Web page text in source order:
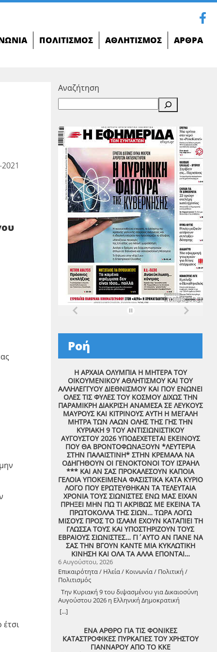
ΠΟΛΙΤΙΣΜΌΣ ΑΘΛΗΤΙΣΜΌΣ ΆΡΘΡΑ
έτσι
Αναζήτηση
Ροή
Η ΑΡΧΑΙΑ ΟΛΥΜΠΙΑ Η ΜΗΤΕΡΑ ΤΟΥ
ΟΙΚΟΥΜΕΝΙΚΟΥ ΑΘΛΗΤΙΣΜΟΥ ΚΑΙ ΤΟΥ
ΑΛΛΗΛΕΓΓΥΟΥ ΔΙΕΘΝΙΣΜΟΥ ΚΑΙ ΠΟΥ ΕΝΩΝΕΙ
ΟΛΕΣ ΤΙΣ ΦΥΛΕΣ ΤΟΥ ΚΟΣΜΟΥ ΔΙΧΩΣ ΤΗΝ
ΠΑΡΑΜΙΚΡΗ ΔΙΑΚΡΙΣΗ ΑΝΑΜΕΣΑ ΣΕ ΛΕΥΚΟΥΣ
ΜΑΥΡΟΥΣ ΚΑΙ ΚΙΤΡΙΝΟΥΣ ΑΥΤΗ Η ΜΕΓΑΛΗ
ΜΗΤΡΑ ΤΩΝ ΛΑΩΝ ΟΛΗΣ ΤΗΣ ΓΗΣ ΤΗΝ
ΚΥΡΙΑΚΗ 9 ΤΟΥ ΑΝΤΙΣΙΩΝΙΣΤΙΚΟΥ
ΑΥΓΟΥΣΤΟΥ 2026 ΥΠΟΔΕΧΕΤΕΤΑΙ ΕΚΕΙΝΟΥΣ
ΠΟΥ ΘΑ ΒΡΟΝΤΟΦΩΝΑΞΟΥΝ *ΛΕΥΤΕΡΙΑ
ΣΤΗΝ ΠΑΛΑΙΣΤΙΝΗ* ΣΤΗΝ ΚΡΕΜΑΛΑ ΝΑ
ΟΔΗΓΗΘΟΥΝ ΟΙ ΓΕΝΟΚΤΟΝΟΙ ΤΟΥ ΙΣΡΑΗΛ
*** ΚΑΙ ΑΝ ΣΑΣ ΠΡΟΚΑΛΕΣΟΥΝ ΚΑΠΟΙΑ
ΓΕΛΟΙΑ ΥΠΟΚΕΙΜΕΝΑ ΦΑΣΙΣΤΙΚΑ ΚΑΤΑ ΚΥΡΙΟ
ΛΟΓΟ ΠΟΥ ΕΡΩΤΕΥΘΗΚΑΝ ΤΑ ΤΕΛΕΥΤΑΙΑ
ΧΡΟΝΙΑ ΤΟΥΣ ΣΙΩΝΙΣΤΕΣ ΕΝΩ ΜΑΣ ΕΙΧΑΝ
ΠΡΗΞΕΙ ΜΗΝ ΠΩ ΤΙ ΑΚΡΙΒΩΣ ΜΕ ΕΚΕΙΝΑ ΤΑ
ΠΡΩΤΟΚΟΛΛΑ ΤΗΣ ΣΙΩΝ… ΤΩΡΑ ΛΟΓΩ
ΜΙΣΟΥΣ ΠΡΟΣ ΤΟ ΙΣΛΑΜ ΕΧΟΥΝ ΚΑΤΑΠΙΕΙ ΤΗ
ΓΛΩΣΣΑ ΤΟΥΣ ΚΑΙ ΥΠΟΣΤΗΡΙΖΟΥΝ ΤΟΥΣ
ΕΒΡΑΙΟΥΣ ΣΙΩΝΙΣΤΕΣ… ΓΙ΄ΑΥΤΟ ΑΝ ΠΑΝΕ ΝΑ
ΣΑΣ ΤΗΝ ΒΓΟΥΝ ΚΑΝΤΕ ΜΙΑ ΚΥΚΛΩΤΙΚΗ
ΚΙΝΗΣΗ ΚΑΙ ΟΛΑ ΤΑ ΑΛΛΑ ΕΠΟΝΤΑΙ…
6 Αυγούστου, 2026
Επικαιρότητα / Ηλεία / Κοινωνία / Πολιτική /
Πολιτισμός
Την Κυριακή 9 του διψασμένου για Δικαιοσύνη
Αυγούστου 2026 η Ελληνική Δημοκρατική
Αντιεξουσιαστική Καρδιά χτυπά μαζί με ΟΛΟΥΣ
τους Συναγωνιστές για την Παλαιστίνη μέρα
[...]
ΕΝΑ ΑΡΘΡΟ ΓΙΑ ΤΙΣ ΦΟΝΙΚΕΣ
ΚΑΤΑΣΤΡΟΦΙΚΕΣ ΠΥΡΚΑΓΙΕΣ ΤΟΥ ΧΡΗΣΤΟΥ
ΓΙΑΝΝΑΡΟΥ ΑΠΟ ΤΟ ΚΚΕ